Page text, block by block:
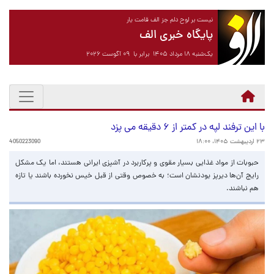
نیست بر لوح دلم جز الف قامت یار
پایگاه خبری الف
یک‌شنبه ۱۸ مرداد ۱۴۰۵ برابر با ۰۹ آگوست ۲۰۲۶
با این ترفند لپه در کمتر از ۶ دقیقه می پزد
۲۳ اردیبهشت ۱۴۰۵، ۱۸:۰۰ 4050223090
حبوبات از مواد غذایی بسیار مقوی و پرکاربرد در آشپزی ایرانی هستند، اما یک مشکل
رایج آن‌ها دیرپز بودنشان است؛ به‌ خصوص وقتی از قبل خیس نخورده باشند یا تازه
هم نباشند.